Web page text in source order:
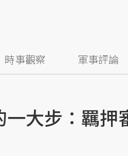
時事觀察 軍事評論
大步：羈押